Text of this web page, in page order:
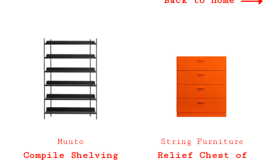
Muuto
Compile Shelving
String Furniture
Relief Chest of